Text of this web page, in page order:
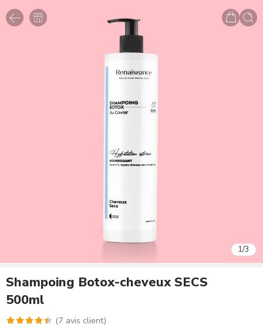
1/3
Shampoing Botox-cheveux SECS
500ml
(7 avis client)